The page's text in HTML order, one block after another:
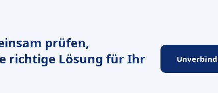
prüfen,
richtige Lösung für Ihr